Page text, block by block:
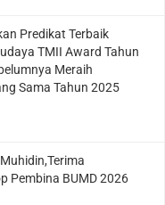
Predikat Terbaik
TMII Award Tahun
Meraih
Sama Tahun 2025
Pembina BUMD 2026